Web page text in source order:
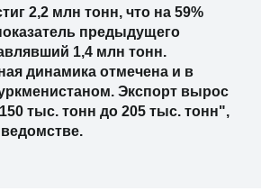
2,2 млн тонн, что на 59%
предыдущего
1,4 млн тонн.
динамика отмечена и в
Экспорт вырос
тыс. тонн до 205 тыс. тонн",